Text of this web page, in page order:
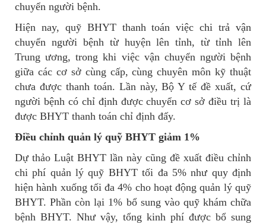
chuyển người bệnh.
Hiện nay, quỹ BHYT thanh toán việc chi trả vận
chuyển người bệnh từ huyện lên tỉnh, từ tỉnh lên
Trung ương, trong khi việc vận chuyển người bệnh
giữa các cơ sở cùng cấp, cùng chuyên môn kỹ thuật
chưa được thanh toán. Lần này, Bộ Y tế đề xuất, cứ
người bệnh có chỉ định được chuyển cơ sở điều trị là
được BHYT thanh toán chỉ định đấy.
Điều chỉnh quản lý quỹ BHYT giảm 1%
Dự thảo Luật BHYT lần này cũng đề xuất điều chỉnh
chi phí quản lý quỹ BHYT tối đa 5% như quy định
hiện hành xuống tối đa 4% cho hoạt động quản lý quỹ
BHYT. Phần còn lại 1% bổ sung vào quỹ khám chữa
bệnh BHYT. Như vậy, tổng kinh phí được bổ sung